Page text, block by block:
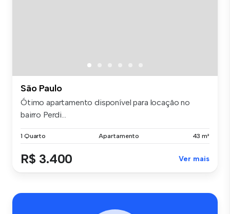
São Paulo
Ótimo apartamento disponível para locação no
bairro Perdi...
1 Quarto Apartamento 43 m²
R$ 3.400 Ver mais